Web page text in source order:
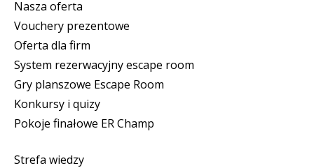
Nasza oferta
Vouchery prezentowe
Oferta dla firm
System rezerwacyjny escape room
Gry planszowe Escape Room
Konkursy i quizy
Pokoje finałowe ER Champ
Strefa wiedzy